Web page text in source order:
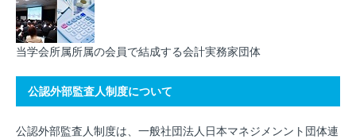
当学会所属所属の会員で結成する会計実務家団体
公認外部監査人制度について
公認外部監査人制度は、一般社団法人日本マネジメンント団体連